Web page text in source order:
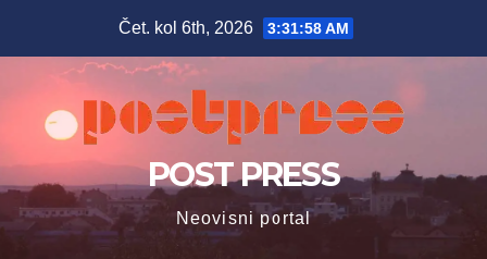
Čet. kol 6th, 2026 3:31:59 AM
POST PRESS
Neovisni portal